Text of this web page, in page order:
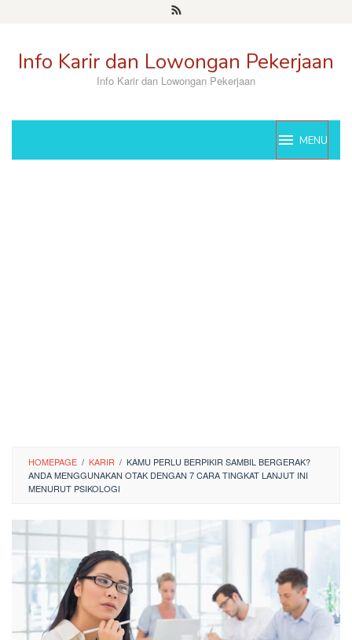
Info Karir dan Lowongan Pekerjaan
Info Karir dan Lowongan Pekerjaan
MENU
HOMEPAGE / KARIR / KAMU PERLU BERPIKIR SAMBIL BERGERAK?
ANDA MENGGUNAKAN OTAK DENGAN 7 CARA TINGKAT LANJUT INI
MENURUT PSIKOLOGI